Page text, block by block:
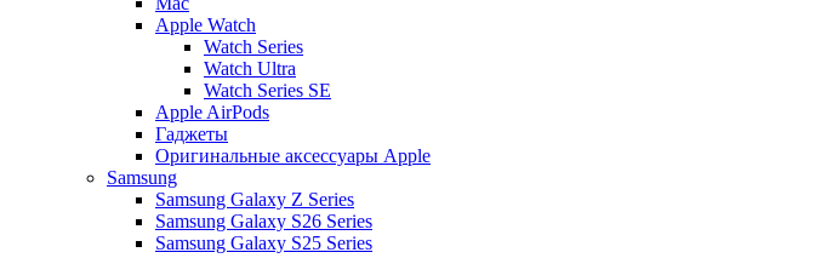
Apple Watch
Watch Series
Watch Ultra
Watch Series SE
Apple AirPods
Гаджеты
Оригинальные аксессуары Apple
Samsung
Samsung Galaxy Z Series
Samsung Galaxy S26 Series
Samsung Galaxy S25 Series